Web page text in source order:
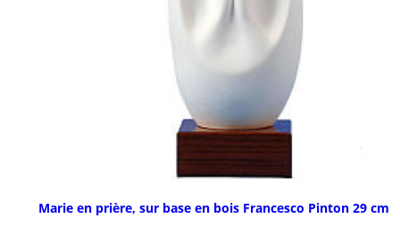
Marie en prière, sur base en bois Francesco Pinton 29 cm